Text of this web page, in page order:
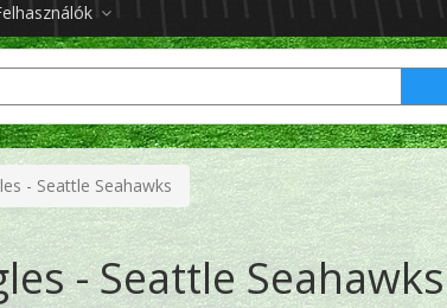
- Seattle Seahawks
- Seattle Seahawks